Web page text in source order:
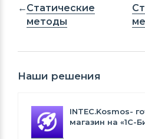
Статические
методы
Наши решения
INTEC.Kosmos-
магазин на «1С-